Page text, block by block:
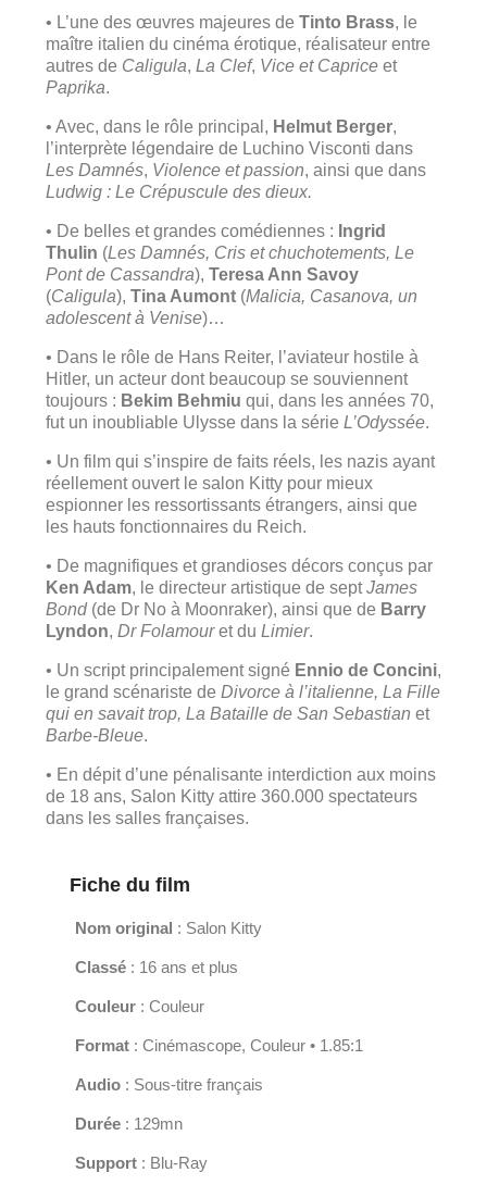
• L’une des œuvres majeures de Tinto Brass, le
maître italien du cinéma érotique, réalisateur entre
autres de Caligula, La Clef, Vice et Caprice et
Paprika.
• Avec, dans le rôle principal, Helmut Berger,
l’interprète légendaire de Luchino Visconti dans
Les Damnés, Violence et passion, ainsi que dans
Ludwig : Le Crépuscule des dieux.
• De belles et grandes comédiennes : Ingrid
Thulin (Les Damnés, Cris et chuchotements, Le
Pont de Cassandra), Teresa Ann Savoy
(Caligula), Tina Aumont (Malicia, Casanova, un
adolescent à Venise)…
• Dans le rôle de Hans Reiter, l’aviateur hostile à
Hitler, un acteur dont beaucoup se souviennent
toujours : Bekim Behmiu qui, dans les années 70,
fut un inoubliable Ulysse dans la série L’Odyssée.
• Un film qui s’inspire de faits réels, les nazis ayant
réellement ouvert le salon Kitty pour mieux
espionner les ressortissants étrangers, ainsi que
les hauts fonctionnaires du Reich.
• De magnifiques et grandioses décors conçus par
Ken Adam, le directeur artistique de septJames
Bond(de Dr No à Moonraker), ainsi que de Barry
Lyndon, Dr Folamouret du Limier.
• Un script principalement signé Ennio de Concini,
le grand scénariste de Divorce à l’italienne, La Fille
qui en savait trop, La Bataille de San Sebastian et
Barbe-Bleue.
• En dépit d’une pénalisante interdiction aux moins
de 18 ans, Salon Kitty attire 360.000 spectateurs
dans les salles françaises.
Fiche du film
Nom original : Salon Kitty
Classé : 16 ans et plus
Couleur : Couleur
Format : Cinémascope, Couleur • 1.85:1
Audio : Sous-titre français
Durée : 129mn
Support : Blu-Ray